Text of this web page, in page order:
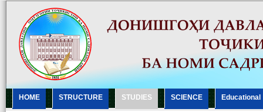
HOME STRUCTURE STUDIES SCIENCE Еducational